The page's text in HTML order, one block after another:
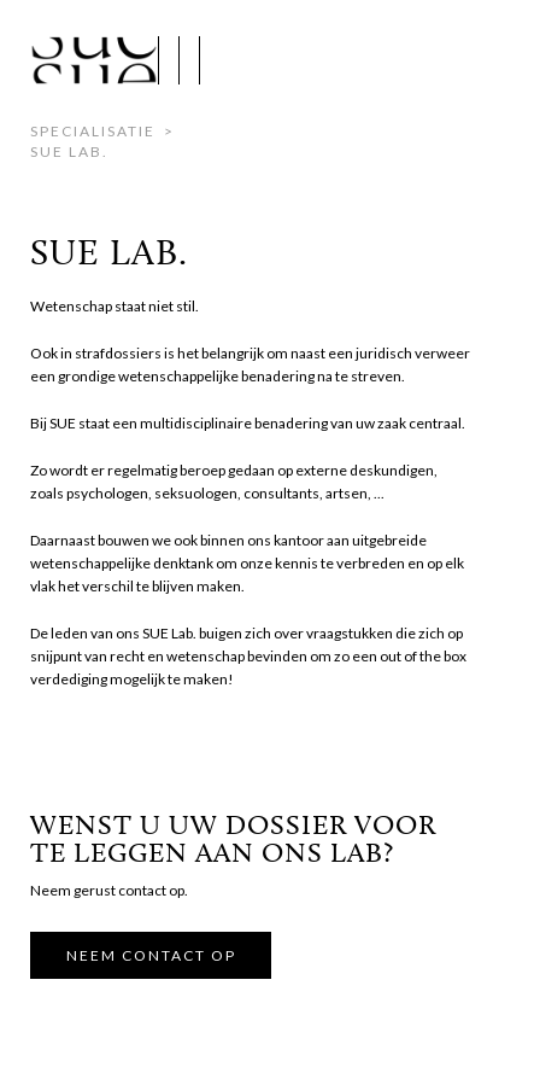
SPECIALISATIE
>
SUE LAB.
SUE LAB.
Wetenschap staat niet stil.
Ook in strafdossiers is het belangrijk om naast een juridisch verweer
een grondige wetenschappelijke benadering na te streven.
Bij SUE staat een multidisciplinaire benadering van uw zaak centraal.
Zo wordt er regelmatig beroep gedaan op externe deskundigen,
zoals psychologen, seksuologen, consultants, artsen, ...
Daarnaast bouwen we ook binnen ons kantoor aan uitgebreide
wetenschappelijke denktank om onze kennis te verbreden en op elk
vlak het verschil te blijven maken.
De leden van ons SUE Lab. buigen zich over vraagstukken die zich op
snijpunt van recht en wetenschap bevinden om zo een out of the box
verdediging mogelijk te maken!
WENST U UW DOSSIER VOOR
TE LEGGEN AAN ONS LAB?
Neem gerust contact op.
NEEM CONTACT OP